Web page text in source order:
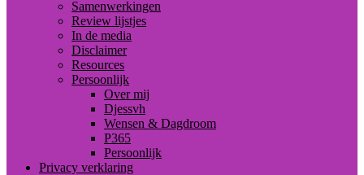
Samenwerkingen
Review lijstjes
In de media
Disclaimer
Resources
Persoonlijk
Over mij
Djessvh
Wensen & Dagdroom
P365
Persoonlijk
Privacy verklaring